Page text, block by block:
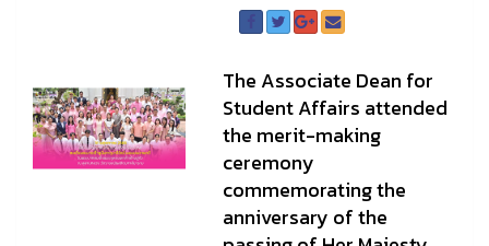
The Associate Dean for
Student Affairs attended
the merit-making
ceremony
commemorating the
anniversary of the